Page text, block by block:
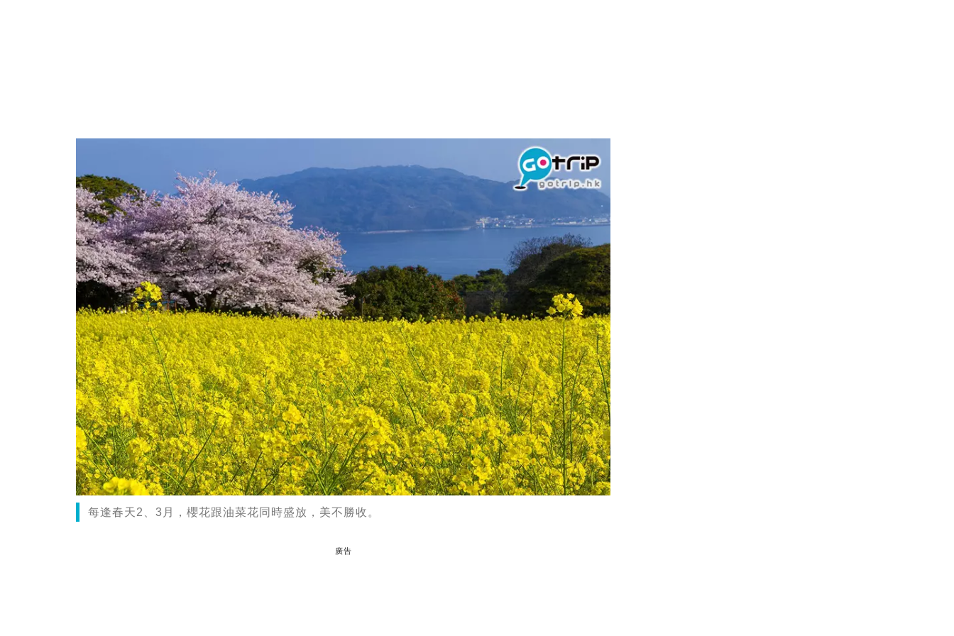
每逢春天2、3月，櫻花跟油菜花同時盛放，美不勝收。
廣告